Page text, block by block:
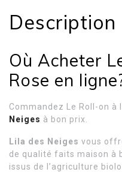
Description
Où Acheter
Rose en
Commandez Le Roll-on à
Neiges à bon prix.
Lila des Neiges vous
de qualité faits maison à
issus de l’agriculture